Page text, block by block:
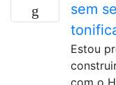
sem
Estou
com o